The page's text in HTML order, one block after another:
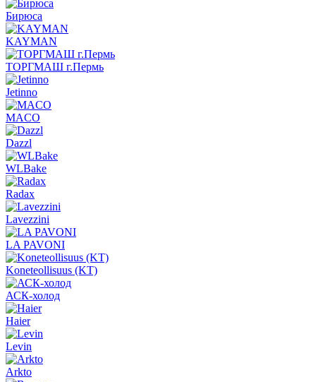
Бирюса
KAYMAN
ТОРГМАШ г.Пермь
Jetinno
MACO
Dazzl
WLBake
Radax
Lavezzini
LA PAVONI
Koneteollisuus (KT)
АСК-холод
Haier
Levin
Arkto